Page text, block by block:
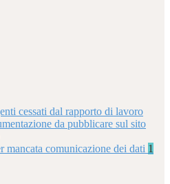
cessati dal rapporto di lavoro
da pubblicare sul sito
mancata comunicazione dei dati 1